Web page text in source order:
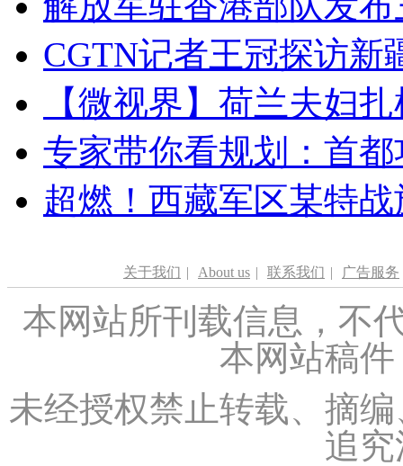
CGTN记者王冠探访新
【微视界】荷兰夫妇
专家带你看规划：首
超燃！西藏军区某特
关于我们 | About us | 联系我们 | 广告服务
本网站所刊载信息，不
本网站稿
未经授权禁止转载、摘
追